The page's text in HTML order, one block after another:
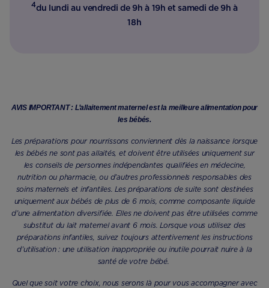
4du lundi au vendredi de 9h à 19h et samedi de 9h à
18h
AVIS IMPORTANT : L’allaitement maternel est la meilleure alimentation pour
les bébés.
Les préparations pour nourrissons conviennent dès la naissance lorsque
les bébés ne sont pas allaités, et doivent être utilisées uniquement sur
les conseils de personnes indépendantes qualifiées en médecine,
nutrition ou pharmacie, ou d’autres professionnels responsables des
soins maternels et infantiles. Les préparations de suite sont destinées
uniquement aux bébés de plus de 6 mois, comme composante liquide
d’une alimentation diversifiée. Elles ne doivent pas être utilisées comme
substitut du lait maternel avant 6 mois. Lorsque vous utilisez des
préparations infantiles, suivez toujours attentivement les instructions
d’utilisation : une utilisation inappropriée ou inutile pourrait nuire à la
santé de votre bébé.
Quel que soit votre choix, nous serons là pour vous accompagner avec